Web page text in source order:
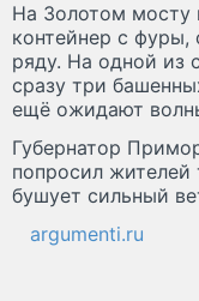
На Золотом мосту
контейнер с
ряду. На одной из
сразу три
ещё ожидают
Губернатор
попросил жителей
бушует сильный
argumenti.ru